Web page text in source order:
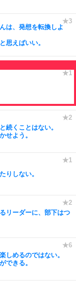
は、発想を転換しよ
思えばいい。
続くことはない。
せよう。
りしない。
リーダーに、部下はつ
しめるのではない。
できる。